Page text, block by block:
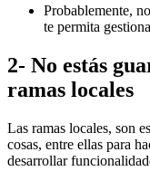
Probablemente,
te permita
2- No estás
ramas locales
Las ramas locales, son
cosas, entre ellas para
desarrollar